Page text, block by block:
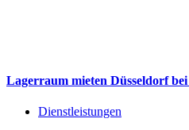
Lagerraum mieten Düsseldorf
Dienstleistungen